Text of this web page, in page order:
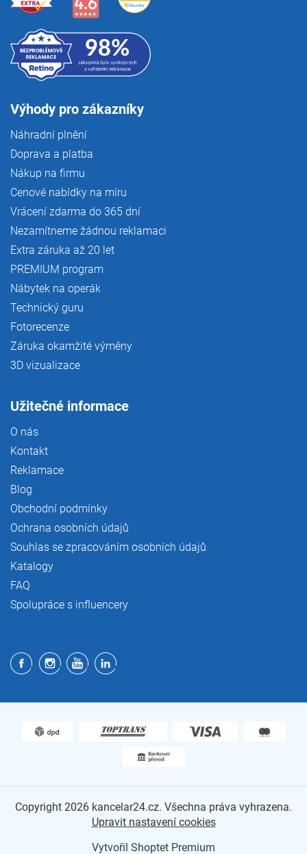
Výhody pro zákazníky
Náhradní plnění
Doprava a platba
Nákup na firmu
Cenové nabídky na míru
Vrácení zdarma do 365 dní
Nezamítneme žádnou reklamaci
Extra záruka až 20 let
PREMIUM program
Nábytek na operák
Technický guru
Fotorecenze
Záruka okamžité výměny
3D vizualizace
Užitečné informace
O nás
Kontakt
Reklamace
Blog
Obchodní podmínky
Ochrana osobních údajů
Souhlas se zpracováním osobních údajů
Katalogy
FAQ
Spolupráce s influencery
Vytvořil Shoptet Premium
Copyright 2026 kancelar24.cz. Všechna práva vyhrazena.
Upravit nastavení cookies